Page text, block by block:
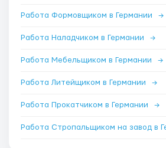
Работа Формовщиком в Германии →
Работа Наладчиком в Германии →
Работа Мебельщиком в Германии →
Работа Литейщиком в Германии →
Работа Прокатчиком в Германии →
Работа Стропальщиком на завод в